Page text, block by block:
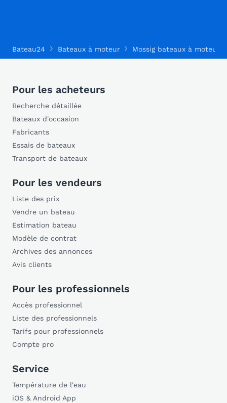
Bateau24 Bateaux à moteur Mossig bateaux à moteur
Pour les acheteurs
Recherche détaillée
Bateaux d'occasion
Fabricants
Essais de bateaux
Transport de bateaux
Pour les vendeurs
Liste des prix
Vendre un bateau
Estimation bateau
Modèle de contrat
Archives des annonces
Avis clients
Pour les professionnels
Accès professionnel
Liste des professionnels
Tarifs pour professionnels
Compte pro
Service
Température de l'eau
iOS & Android App